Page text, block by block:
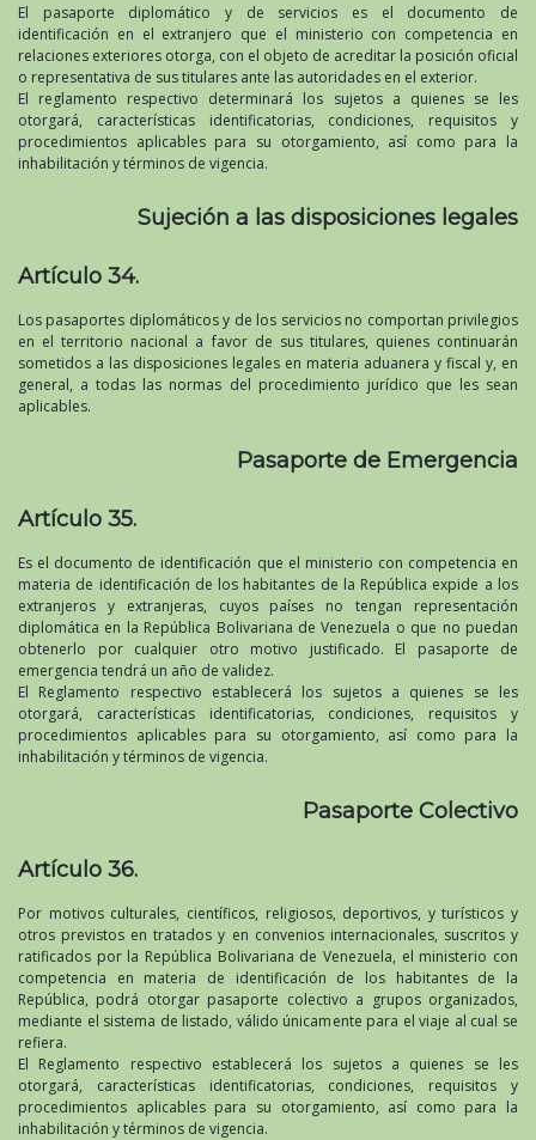
El pasaporte diplomático y de servicios es el documento de
identificación en el extranjero que el ministerio con competencia en
relaciones exteriores otorga, con el objeto de acreditar la posición oficial
o representativa de sus titulares ante las autoridades en el exterior.
El reglamento respectivo determinará los sujetos a quienes se les
otorgará, características identificatorias, condiciones, requisitos y
procedimientos aplicables para su otorgamiento, así como para la
inhabilitación y términos de vigencia.
Sujeción a las disposiciones legales
Artículo 34.
Los pasaportes diplomáticos y de los servicios no comportan privilegios
en el territorio nacional a favor de sus titulares, quienes continuarán
sometidos a las disposiciones legales en materia aduanera y fiscal y, en
general, a todas las normas del procedimiento jurídico que les sean
aplicables.
Pasaporte de Emergencia
Artículo 35.
Es el documento de identificación que el ministerio con competencia en
materia de identificación de los habitantes de la República expide a los
extranjeros y extranjeras, cuyos países no tengan representación
diplomática en la República Bolivariana de Venezuela o que no puedan
obtenerlo por cualquier otro motivo justificado. El pasaporte de
emergencia tendrá un año de validez.
El Reglamento respectivo establecerá los sujetos a quienes se les
otorgará, características identificatorias, condiciones, requisitos y
procedimientos aplicables para su otorgamiento, así como para la
inhabilitación y términos de vigencia.
Pasaporte Colectivo
Artículo 36.
Por motivos culturales, científicos, religiosos, deportivos, y turísticos y
otros previstos en tratados y en convenios internacionales, suscritos y
ratificados por la República Bolivariana de Venezuela, el ministerio con
competencia en materia de identificación de los habitantes de la
República, podrá otorgar pasaporte colectivo a grupos organizados,
mediante el sistema de listado, válido únicamente para el viaje al cual se
refiera.
El Reglamento respectivo establecerá los sujetos a quienes se les
otorgará, características identificatorias, condiciones, requisitos y
procedimientos aplicables para su otorgamiento, así como para la
inhabilitación y términos de vigencia.